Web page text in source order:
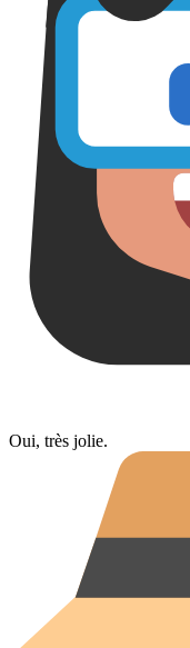
Oui, très jolie.